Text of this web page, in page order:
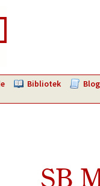
Bibliotek Blog
SB